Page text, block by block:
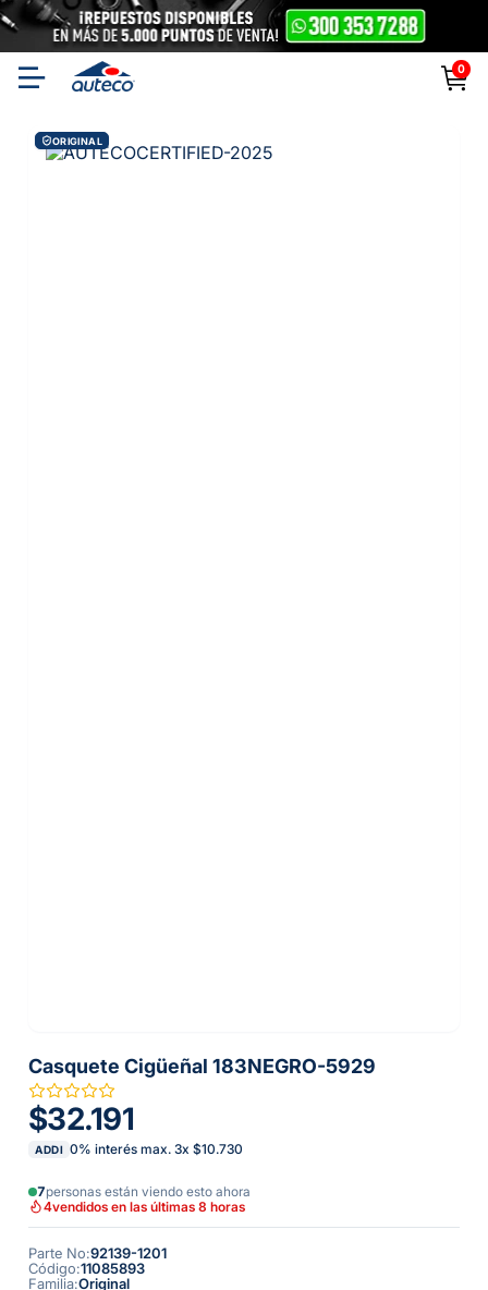
0
ORIGINAL
Casquete Cigüeñal 183NEGRO-5929
$32.191
ADDI 0% interés max. 3x $10.730
7personas están viendo esto ahora
4vendidos en las últimas 8 horas
Parte No:92139-1201
Código:11085893
Familia:Original